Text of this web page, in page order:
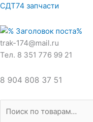
Перейти
содержимому
СДТ74 запчасти
trak-174@mail.ru
Тел. 8 351 776 99 21
8 904 808 37 51
Искать: